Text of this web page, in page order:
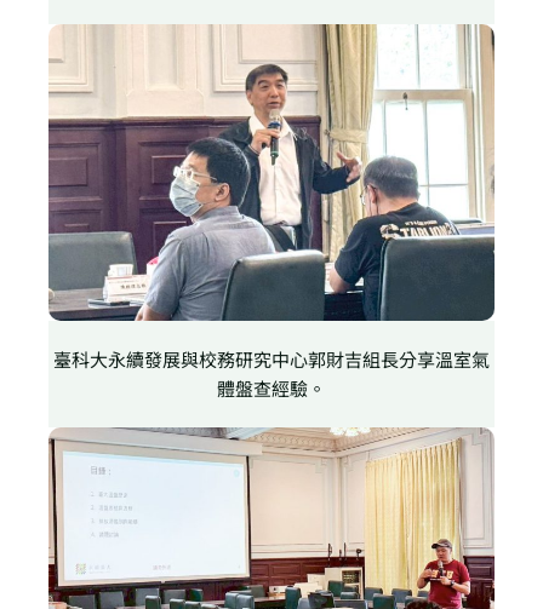
臺科大永續發展與校務研究中心郭財吉組長分享溫室氣
體盤查經驗。